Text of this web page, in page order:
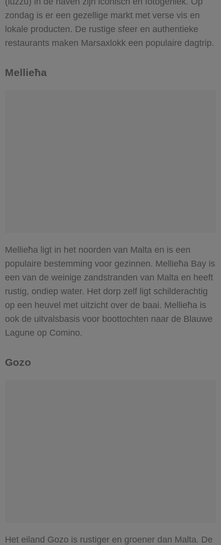
zondag is er een gezellige markt met verse vis en
lokale producten. De rustige sfeer en authentieke
restaurants maken Marsaxlokk een populaire dagtrip.
Mellieħa
Mellieħa ligt in het noorden van Malta en is een
populaire bestemming voor gezinnen. Mellieħa Bay is
een van de weinige zandstranden van Malta en heeft
rustig, ondiep water. Het dorp zelf ligt schilderachtig
op een heuvel met uitzicht over de baai. Mellieħa is
ook de uitvalsbasis voor boottochten naar de Blauwe
Lagune op Comino.
Gozo
Het eiland Gozo is rustiger en groener dan Malta. De